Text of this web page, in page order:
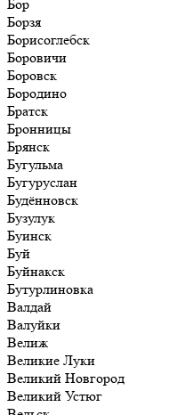
Бор
Борзя
Борисоглебск
Боровичи
Боровск
Бородино
Братск
Бронницы
Брянск
Бугульма
Бугуруслан
Будённовск
Бузулук
Буинск
Буй
Буйнакск
Бутурлиновка
Валдай
Валуйки
Велиж
Великие Луки
Великий Новгород
Великий Устюг